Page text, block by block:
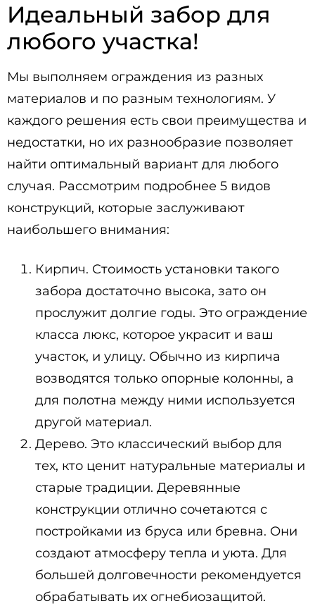
Идеальный забор для
любого участка!
Мы выполняем ограждения из разных
материалов и по разным технологиям. У
каждого решения есть свои преимущества и
недостатки, но их разнообразие позволяет
найти оптимальный вариант для любого
случая. Рассмотрим подробнее 5 видов
конструкций, которые заслуживают
наибольшего внимания:
Кирпич. Стоимость установки такого
забора достаточно высока, зато он
прослужит долгие годы. Это ограждение
класса люкс, которое украсит и ваш
участок, и улицу. Обычно из кирпича
возводятся только опорные колонны, а
для полотна между ними используется
другой материал.
Дерево. Это классический выбор для
тех, кто ценит натуральные материалы и
старые традиции. Деревянные
конструкции отлично сочетаются с
постройками из бруса или бревна. Они
создают атмосферу тепла и уюта. Для
большей долговечности рекомендуется
обрабатывать их огнебиозащитой.